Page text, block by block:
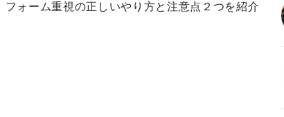
ォーム重視の正しいやり方と注意点２つを紹介